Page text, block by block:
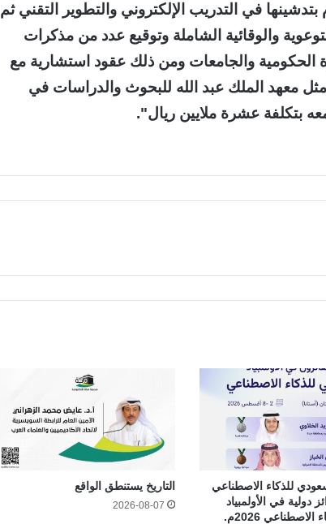
بتدشينها في التدريب الإلكتروني والتطوير التقني ثم
والوقائية الشاملة وتوقيع عدد من مذكرات
الحكومية والجامعات ومن ذلك عقود استشارية مع
معهد الملك عبد الله للبحوث والدراسات في
بتكلفة عشرة ملايين ريال".
للذكاء الاصطناعي
3 جوائز دولية في الأولمبياد
2026م.
التاريخ يستنطق الواقع
2026-08-07